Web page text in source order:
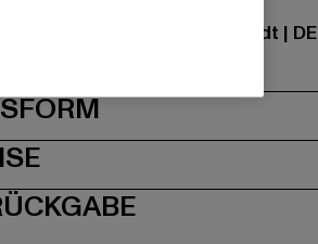
7 | 64372 Ober-Ramstadt | DE
PASSFORM